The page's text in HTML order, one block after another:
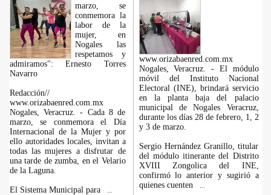
marzo, se
conmemora la
labor de la
mujer, en
Nogales las
respetamos y
admiramos": Ernesto Torres
Navarro
Redacción//
www.orizabaenred.com.mx
Nogales, Veracruz. - Cada 8 de
marzo, se conmemora el Día
Internacional de la Mujer y por
ello autoridades locales, invitan a
todas las mujeres a disfrutar de
una tarde de zumba, en el Velario
de la Laguna.
El Sistema Municipal para
www.orizabaenred.com.mx
Nogales, Veracruz. - El módulo
móvil del Instituto Nacional
Electoral (INE), brindará servicio
en la planta baja del palacio
municipal de Nogales Veracruz,
durante los días 28 de febrero, 1, 2
y 3 de marzo.
Sergio Hernández Granillo, titular
del módulo itinerante del Distrito
XVIII Zongolica del INE,
confirmó lo anterior y sugirió a
quienes cuenten